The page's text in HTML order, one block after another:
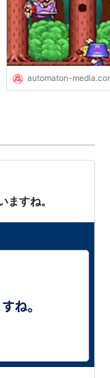
きゲームなどが蘇る -
automaton-
すね。